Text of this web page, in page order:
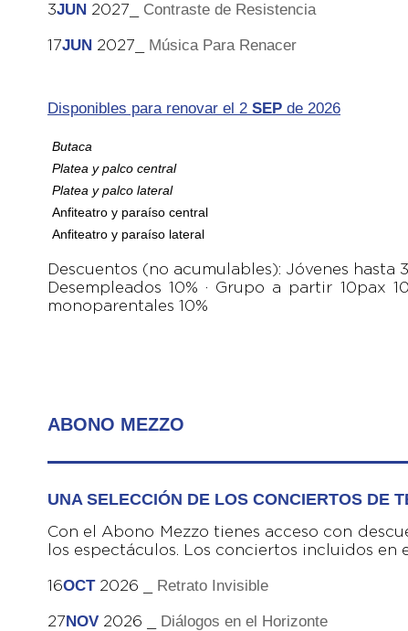
3JUN 2027_ Contraste de Resistencia
17JUN 2027_ Música Para Renacer
Disponibles para renovar el 2 SEP de 2026
Butaca
Platea y palco central
Platea y palco lateral
Anfiteatro y paraíso central
Anfiteatro y paraíso lateral
Descuentos (no acumulables): Jóvenes hasta
Desempleados 10% · Grupo a partir 10pax
monoparentales 10%
ABONO MEZZO
UNA SELECCIÓN DE LOS CONCIERTOS DE
Con el Abono Mezzo tienes acceso con
los espectáculos. Los conciertos incluidos
16OCT 2026 _ Retrato Invisible
27NOV 2026 _ Diálogos en el Horizonte